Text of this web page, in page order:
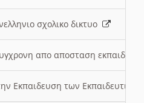
σχολικο δικτυο
απο αποσταση
Εκπαιδευση των